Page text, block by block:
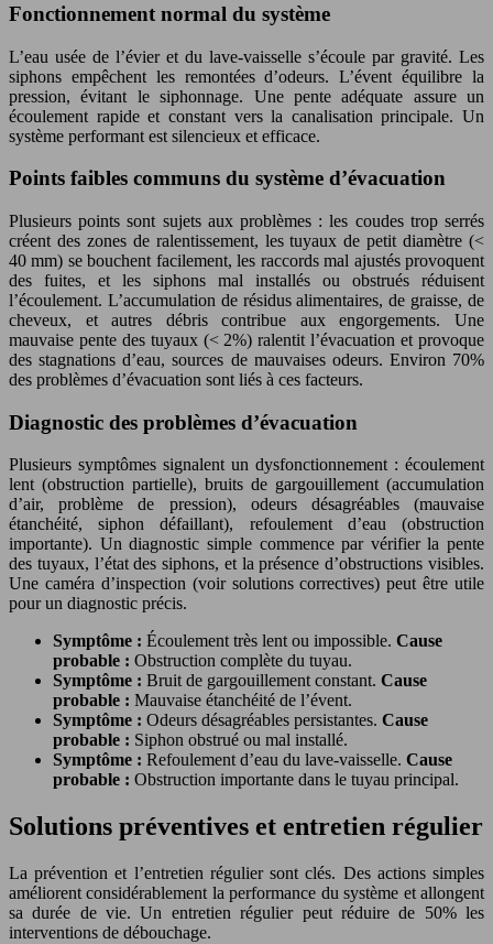
Fonctionnement normal du système
L’eau usée de l’évier et du lave-vaisselle s’écoule par gravité. Les
siphons empêchent les remontées d’odeurs. L’évent équilibre la
pression, évitant le siphonnage. Une pente adéquate assure un
écoulement rapide et constant vers la canalisation principale. Un
système performant est silencieux et efficace.
Points faibles communs du système d’évacuation
Plusieurs points sont sujets aux problèmes : les coudes trop serrés
créent des zones de ralentissement, les tuyaux de petit diamètre (<
40 mm) se bouchent facilement, les raccords mal ajustés provoquent
des fuites, et les siphons mal installés ou obstrués réduisent
l’écoulement. L’accumulation de résidus alimentaires, de graisse, de
cheveux, et autres débris contribue aux engorgements. Une
mauvaise pente des tuyaux (< 2%) ralentit l’évacuation et provoque
des stagnations d’eau, sources de mauvaises odeurs. Environ 70%
des problèmes d’évacuation sont liés à ces facteurs.
Diagnostic des problèmes d’évacuation
Plusieurs symptômes signalent un dysfonctionnement : écoulement
lent (obstruction partielle), bruits de gargouillement (accumulation
d’air, problème de pression), odeurs désagréables (mauvaise
étanchéité, siphon défaillant), refoulement d’eau (obstruction
importante). Un diagnostic simple commence par vérifier la pente
des tuyaux, l’état des siphons, et la présence d’obstructions visibles.
Une caméra d’inspection (voir solutions correctives) peut être utile
pour un diagnostic précis.
Symptôme : Écoulement très lent ou impossible. Cause
probable : Obstruction complète du tuyau.
Symptôme : Bruit de gargouillement constant. Cause
probable : Mauvaise étanchéité de l’évent.
Symptôme : Odeurs désagréables persistantes. Cause
probable : Siphon obstrué ou mal installé.
Symptôme : Refoulement d’eau du lave-vaisselle. Cause
probable : Obstruction importante dans le tuyau principal.
Solutions préventives et entretien régulier
La prévention et l’entretien régulier sont clés. Des actions simples
améliorent considérablement la performance du système et allongent
sa durée de vie. Un entretien régulier peut réduire de 50% les
interventions de débouchage.